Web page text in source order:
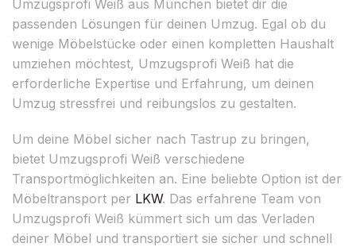
Umzugsprofi Weiß aus München bietet dir die
passenden Lösungen für deinen Umzug. Egal ob du
wenige Möbelstücke oder einen kompletten Haushalt
umziehen möchtest, Umzugsprofi Weiß hat die
erforderliche Expertise und Erfahrung, um deinen
Umzug stressfrei und reibungslos zu gestalten.
Um deine Möbel sicher nach Tastrup zu bringen,
bietet Umzugsprofi Weiß verschiedene
Transportmöglichkeiten an. Eine beliebte Option ist der
Möbeltransport per LKW. Das erfahrene Team von
Umzugsprofi Weiß kümmert sich um das Verladen
deiner Möbel und transportiert sie sicher und schnell